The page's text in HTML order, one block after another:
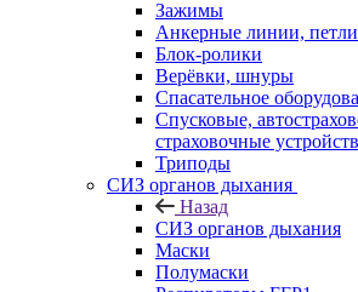
Зажимы
Анкерные линии, петли
Блок-ролики
Верёвки, шнуры
Спасательное
Спусковые,
страховочные
Триподы
СИЗ органов дыхания
Назад
СИЗ органов дыхания
Маски
Полумаски